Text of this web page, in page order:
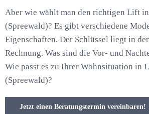
Aber wie wählt man den richtigen Lift
(Spreewald)? Es gibt verschiedene
Eigenschaften. Der Schlüssel liegt in
Rechnung. Was sind die Vor- und
Wie passt es zu Ihrer Wohnsituation in
(Spreewald)?
Jetzt einen Beratungstermin vereinbaren!